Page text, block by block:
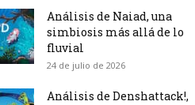
Análisis de Naiad, una
simbiosis más allá de lo
fluvial
24 de julio de 2026
Análisis de Denshattack!,